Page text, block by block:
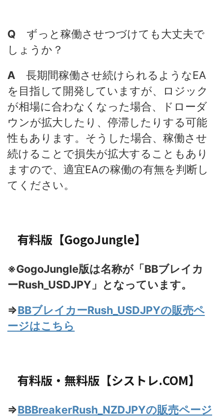
Q ずっと稼働させつづけても大丈夫で
しょうか？
A 長期間稼働させ続けられるようなEA
を目指して開発していますが、ロジック
が相場に合わなくなった場合、ドローダ
ウンが拡大したり、停滞したりする可能
性もあります。そうした場合、稼働させ
続けることで損失が拡大することもあり
ますので、適宜EAの稼働の有無を判断し
てください。
有料版【GogoJungle】
※GogoJungle版は名称が「BBブレイカ
ーRush_USDJPY」となっています。
⇒BBブレイカーRush_USDJPYの販売ペ
ージはこちら
有料版・無料版【シストレ.COM】
⇒BBBreakerRush_NZDJPYの販売ページ